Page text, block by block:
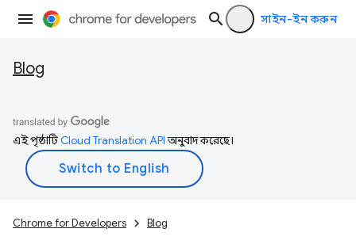
সাইন-ইন করুন
Blog
এই পৃষ্ঠাটিCloud Translation APIঅনুবাদ করেছে।
Chrome for Developers Blog